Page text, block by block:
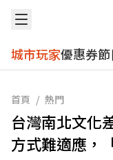
城市玩家優惠券
首頁 / 熱門
台灣南北文化
方式難適應，